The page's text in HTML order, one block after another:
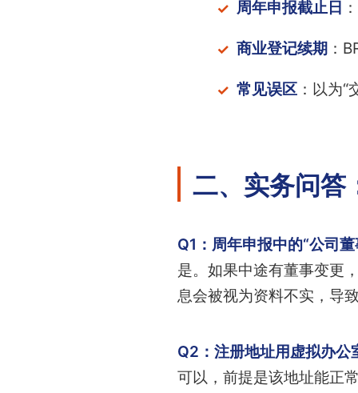
周年申报截止日
商业登记续期 ：
常见误区：以为“
二、实务问答
Q1：周年申报中的“公司
是。如果中途有董事变更
息会被视为资料不实，导
Q2：注册地址用虚拟办公
可以，前提是该地址能正